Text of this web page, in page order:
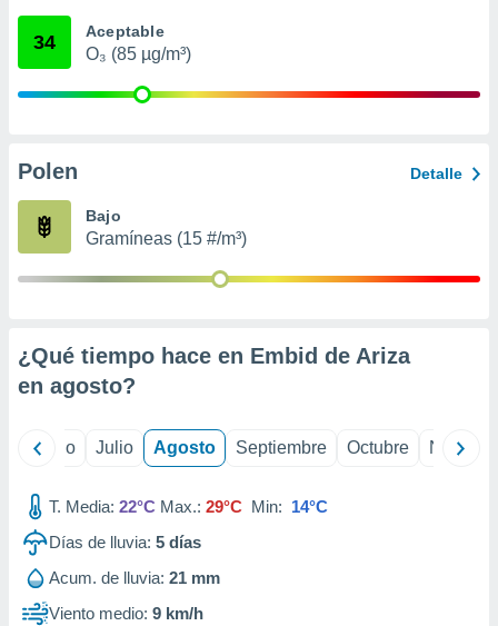
mediante
publicidad
de
34 Aceptable
O₃ (85 µg/m³)
Polen Detalle
Bajo
Gramíneas (15 #/m³)
¿Qué tiempo hace en Embid de Ariza
en agosto?
Junio Julio Agosto Septiembre Octubre
T. Media: 22°C Max.: 29°C Min: 14°C
Días de lluvia: 5 días
Acum. de lluvia: 21 mm
Viento medio: 9 km/h